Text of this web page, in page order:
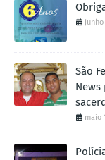
junho
São
maio